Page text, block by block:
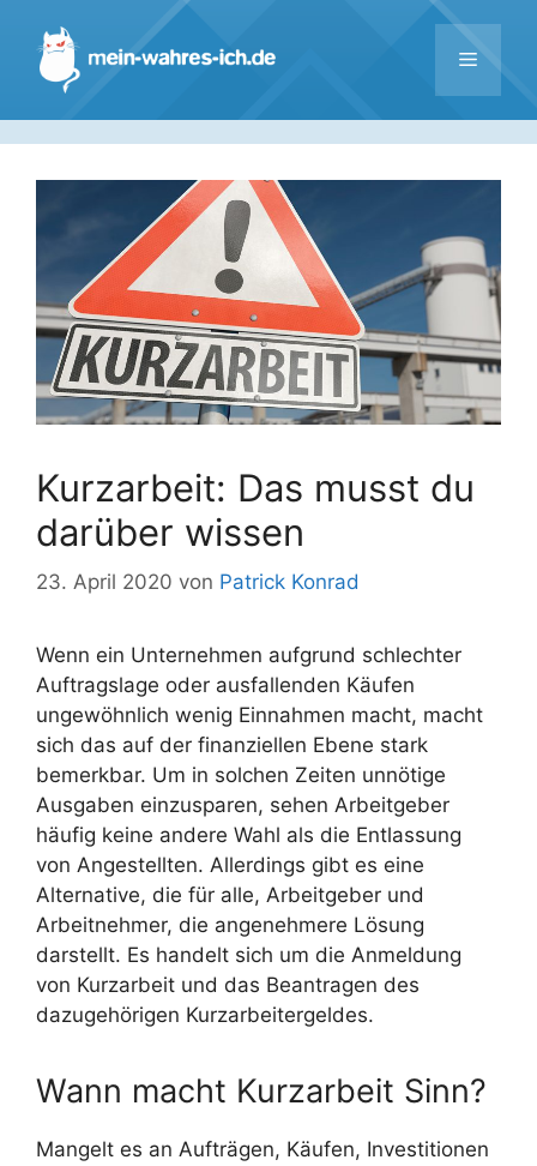
Inhalt
springen
Menü
Kurzarbeit: Das musst du
darüber wissen
23. April 2020 von Patrick Konrad
Wenn ein Unternehmen aufgrund schlechter
Auftragslage oder ausfallenden Käufen
ungewöhnlich wenig Einnahmen macht, macht
sich das auf der finanziellen Ebene stark
bemerkbar. Um in solchen Zeiten unnötige
Ausgaben einzusparen, sehen Arbeitgeber
häufig keine andere Wahl als die Entlassung
von Angestellten. Allerdings gibt es eine
Alternative, die für alle, Arbeitgeber und
Arbeitnehmer, die angenehmere Lösung
darstellt. Es handelt sich um die Anmeldung
von Kurzarbeit und das Beantragen des
dazugehörigen Kurzarbeitergeldes.
Wann macht Kurzarbeit Sinn?
Mangelt es an Aufträgen, Käufen, Investitionen